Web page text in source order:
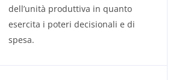
dell’unità produttiva in quanto
esercita i poteri decisionali e di
spesa.